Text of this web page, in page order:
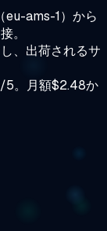
ams-1）から
。
、出荷されるサ
5。月額$2.48か